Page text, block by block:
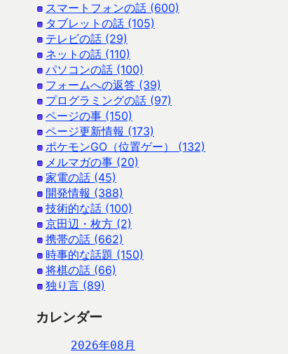
スマートフォンの話 (600)
タブレットの話 (105)
テレビの話 (29)
ネットの話 (110)
パソコンの話 (100)
フォームへの返答 (39)
プログラミングの話 (97)
ページの事 (150)
ページ更新情報 (173)
ポケモンGO（位置ゲー） (132)
メルマガの事 (20)
家電の話 (45)
開発情報 (388)
技術的な話 (100)
京田辺・枚方 (2)
携帯の話 (662)
時事的な話題 (150)
将棋の話 (66)
独り言 (89)
カレンダー
2026年08月